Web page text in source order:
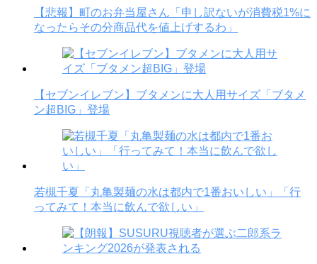
【悲報】町のお弁当屋さん「申し訳ないが消費税1%に
なったらその分商品代を値上げするわ」
【セブンイレブン】ブタメンに大人用サイズ「ブタメ
ン超BIG」登場
若槻千夏「丸亀製麺の水は都内で1番おいしい」「行
ってみて！本当に飲んで欲しい」